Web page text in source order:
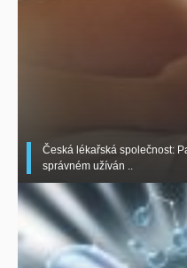
Česká lékařská společnost:
správném užíván ..